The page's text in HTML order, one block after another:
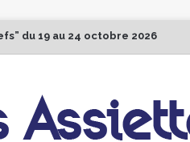
du 19 au 24 octobre 2026